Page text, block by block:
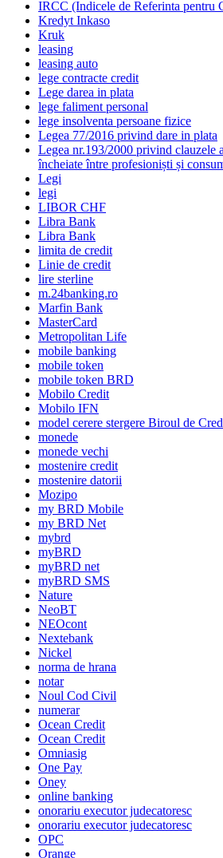
IRCC (Indicele de Referinta pentru
Kredyt Inkaso
Kruk
leasing
leasing auto
lege contracte credit
Lege darea in plata
lege faliment personal
lege insolventa persoane fizice
Legea 77/2016 privind dare in plata
Legea nr.193/2000 privind clauzele
încheiate între profesioniști și
Legi
legi
LIBOR CHF
Libra Bank
Libra Bank
limita de credit
Linie de credit
lire sterline
m.24banking.ro
Marfin Bank
MasterCard
Metropolitan Life
mobile banking
mobile token
mobile token BRD
Mobilo Credit
Mobilo IFN
model cerere stergere Biroul de
monede
monede vechi
mostenire credit
mostenire datorii
Mozipo
my BRD Mobile
my BRD Net
mybrd
myBRD
myBRD net
myBRD SMS
Nature
NeoBT
NEOcont
Nextebank
Nickel
norma de hrana
notar
Noul Cod Civil
numerar
Ocean Credit
Ocean Credit
Omniasig
One Pay
Oney
online banking
onorariu executor judecatoresc
onorariu executor judecatoresc
OPC
Orange